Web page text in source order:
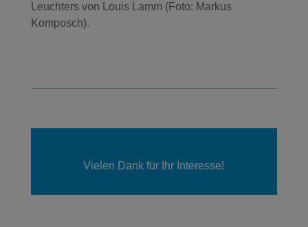
Leuchters von Louis Lamm (Foto: Markus
Komposch).
Vielen Dank für Ihr Interesse!